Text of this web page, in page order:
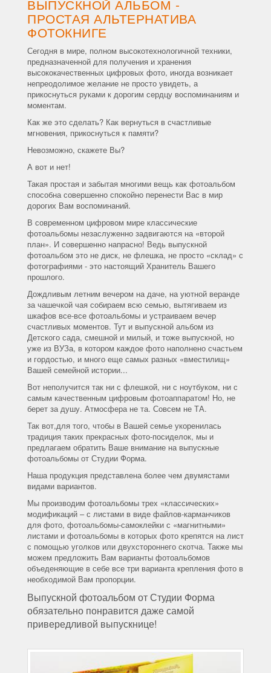
ВЫПУСКНОЙ АЛЬБОМ -
ПРОСТАЯ АЛЬТЕРНАТИВА
ФОТОКНИГЕ
Сегодня в мире, полном высокотехнологичной техники,
предназначенной для получения и хранения
высококачественных цифровых фото, иногда возникает
непреодолимое желание не просто увидеть, а
прикоснуться руками к дорогим сердцу воспоминаниям и
моментам.
Как же это сделать? Как вернуться в счастливые
мгновения, прикоснуться к памяти?
Невозможно, скажете Вы?
А вот и нет!
Такая простая и забытая многими вещь как фотоальбом
способна совершенно спокойно перенести Вас в мир
дорогих Вам воспоминаний.
В современном цифровом мире классические
фотоальбомы незаслуженно задвигаются на «второй
план». И совершенно напрасно! Ведь выпускной
фотоальбом это не диск, не флешка, не просто «склад» с
фотографиями - это настоящий Хранитель Вашего
прошлого.
Дождливым летним вечером на даче, на уютной веранде
за чашечкой чая собираем всю семью, вытягиваем из
шкафов все-все фотоальбомы и устраиваем вечер
счастливых моментов. Тут и выпускной альбом из
Детского сада, смешной и милый, и тоже выпускной, но
уже из ВУЗа, в котором каждое фото наполнено счастьем
и гордостью, и много еще самых разных «вместилищ»
Вашей семейной истории...
Вот неполучится так ни с флешкой, ни с ноутбуком, ни с
самым качественным цифровым фотоаппаратом! Но, не
берет за душу. Атмосфера не та. Совсем не ТА.
Так вот,для того, чтобы в Вашей семье укоренилась
традиция таких прекрасных фото-посиделок, мы и
предлагаем обратить Ваше внимание на выпускные
фотоальбомы от Студии Форма.
Наша продукция представлена более чем двумястами
видами вариантов.
Мы производим фотоальбомы трех «классических»
модификаций – с листами в виде файлов-карманчиков
для фото, фотоальбомы-самоклейки с «магнитными»
листами и фотоальбомы в которых фото крепятся на лист
с помощью уголков или двухстороннего скотча. Также мы
можем предложить Вам варианты фотоальбомов
объеденяющие в себе все три варианта крепления фото в
необходимой Вам пропорции.
Выпускной фотоальбом от Студии Форма
обязательно понравится даже самой
привередливой выпускнице!